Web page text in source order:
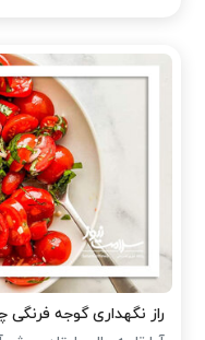
راز نگهداری گوجه